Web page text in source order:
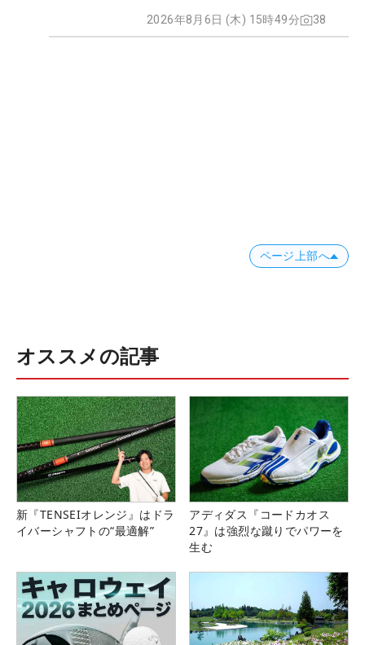
2026年8月6日 (木) 15時49分 38
ページ上部へ
オススメの記事
新『TENSEIオレンジ』はドラ
イバーシャフトの“最適解”
アディダス『コードカオス
27』は強烈な蹴りでパワーを
生む